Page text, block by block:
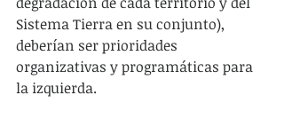
Sistema Tierra en su conjunto),
deberían ser prioridades
organizativas y programáticas para
la izquierda.